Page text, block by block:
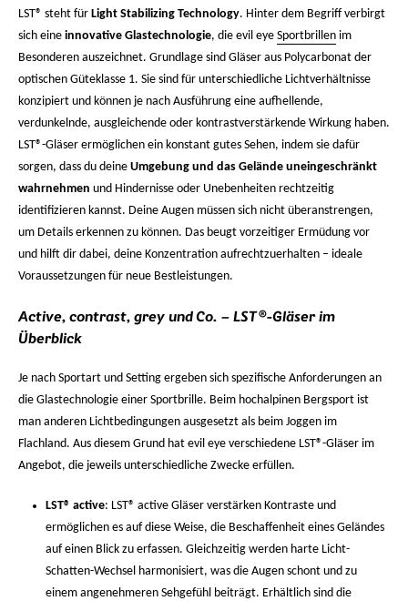
LST® steht für Light Stabilizing Technology. Hinter dem Begriff verbirgt
sich eine innovative Glastechnologie, die evil eye Sportbrillen im
Besonderen auszeichnet. Grundlage sind Gläser aus Polycarbonat der
optischen Güteklasse 1. Sie sind für unterschiedliche Lichtverhältnisse
konzipiert und können je nach Ausführung eine aufhellende,
verdunkelnde, ausgleichende oder kontrastverstärkende Wirkung haben.
LST®-Gläser ermöglichen ein konstant gutes Sehen, indem sie dafür
sorgen, dass du deine Umgebung und das Gelände uneingeschränkt
wahrnehmen und Hindernisse oder Unebenheiten rechtzeitig
identifizieren kannst. Deine Augen müssen sich nicht überanstrengen,
um Details erkennen zu können. Das beugt vorzeitiger Ermüdung vor
und hilft dir dabei, deine Konzentration aufrechtzuerhalten – ideale
Voraussetzungen für neue Bestleistungen.
Active, contrast, grey und Co. – LST®-Gläser im
Überblick
Je nach Sportart und Setting ergeben sich spezifische Anforderungen an
die Glastechnologie einer Sportbrille. Beim hochalpinen Bergsport ist
man anderen Lichtbedingungen ausgesetzt als beim Joggen im
Flachland. Aus diesem Grund hat evil eye verschiedene LST®-Gläser im
Angebot, die jeweils unterschiedliche Zwecke erfüllen.
LST® active: LST® active Gläser verstärken Kontraste und
ermöglichen es auf diese Weise, die Beschaffenheit eines Geländes
auf einen Blick zu erfassen. Gleichzeitig werden harte Licht-
Schatten-Wechsel harmonisiert, was die Augen schont und zu
einem angenehmeren Sehgefühl beiträgt. Erhältlich sind die